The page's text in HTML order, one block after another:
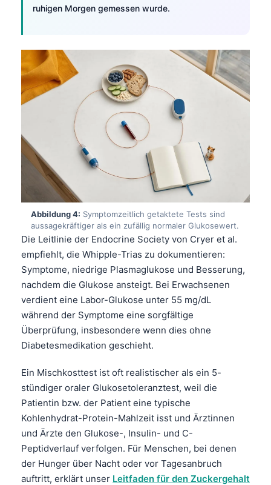
ruhigen Morgen gemessen wurde.
Abbildung 4: Symptomzeitlich getaktete Tests sind
aussagekräftiger als ein zufällig normaler Glukosewert.
Die Leitlinie der Endocrine Society von Cryer et al.
empfiehlt, die Whipple-Trias zu dokumentieren:
Symptome, niedrige Plasmaglukose und Besserung,
nachdem die Glukose ansteigt. Bei Erwachsenen
verdient eine Labor-Glukose unter 55 mg/dL
während der Symptome eine sorgfältige
Überprüfung, insbesondere wenn dies ohne
Diabetesmedikation geschieht.
Ein Mischkosttest ist oft realistischer als ein 5-
stündiger oraler Glukosetoleranztest, weil die
Patientin bzw. der Patient eine typische
Kohlenhydrat-Protein-Mahlzeit isst und Ärztinnen
und Ärzte den Glukose-, Insulin- und C-
Peptidverlauf verfolgen. Für Menschen, bei denen
der Hunger über Nacht oder vor Tagesanbruch
auftritt, erklärt unser Leitfaden für den Zuckergehalt